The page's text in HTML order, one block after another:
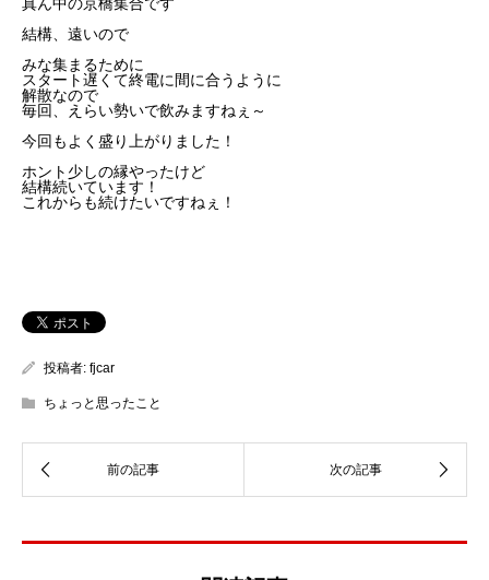
結構、遠いので
みな集まるために
スタート遅くて終電に間に合うように
解散なので
毎回、えらい勢いで飲みますねぇ～
今回もよく盛り上がりました！
ホント少しの縁やったけど
結構続いています！
これからも続けたいですねぇ！
投稿者: fjcar
ちょっと思ったこと